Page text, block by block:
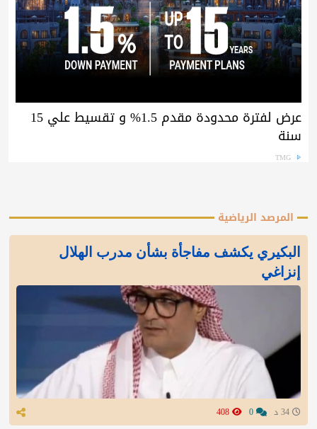
عرض لفترة محدودة مقدم 1.5% و تقسيط علي 15
سنة
TMG
المرصد الرياضية
البكيري يكشف مفاجأة بشأن مدرب الهلال
إنزاغي